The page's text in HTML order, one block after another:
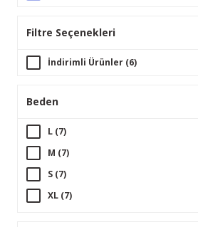
Filtre Seçenekleri
İndirimli Ürünler (6)
Beden
L (7)
M (7)
S (7)
XL (7)